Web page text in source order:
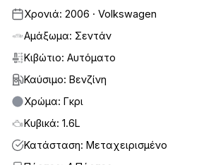
Χρονιά: 2006 · Volkswagen
Αμάξωμα: Σεντάν
Κιβώτιο: Αυτόματο
Καύσιμο: Βενζίνη
Χρώμα: Γκρι
Κυβικά: 1.6L
Κατάσταση: Μεταχειρισμένο